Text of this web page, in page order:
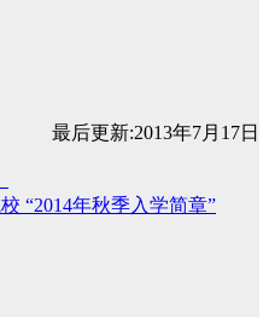
最后更新:2013年7月17日
“2014年秋季入学简章”